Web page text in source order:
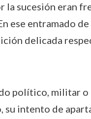
sucesión eran
ese entramado
delicada
político, militar
su intento de